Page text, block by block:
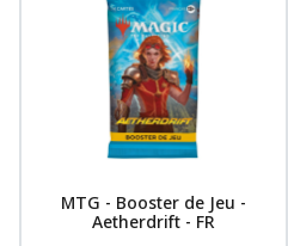
MTG - Booster de Jeu -
Aetherdrift - FR